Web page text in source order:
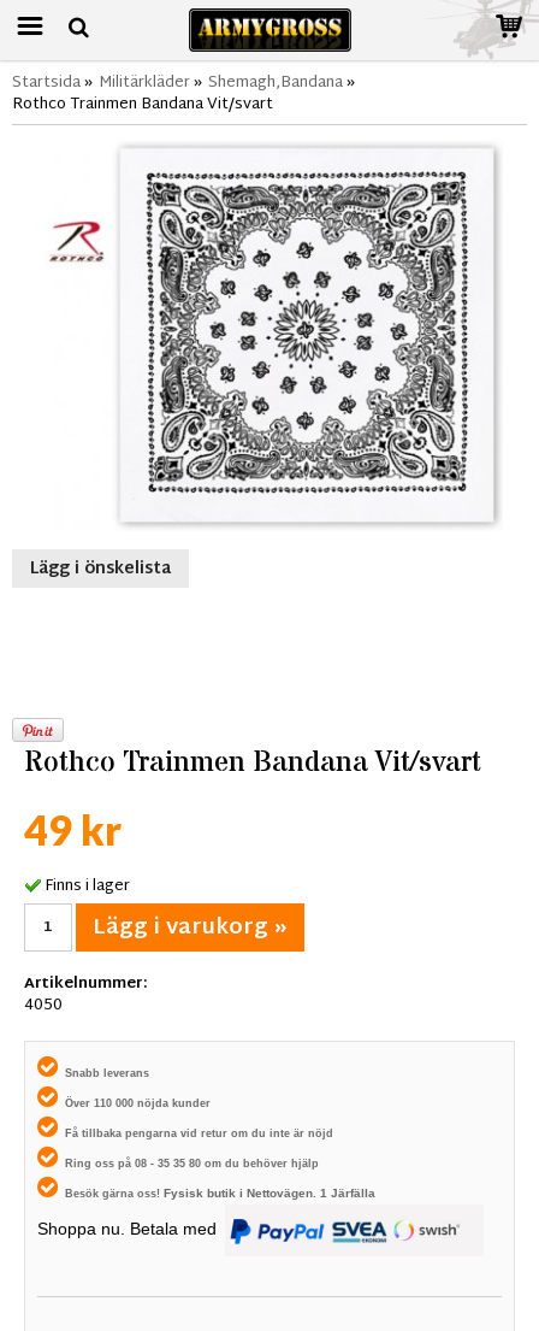
Startsida» Militärkläder» Shemagh,Bandana»
Rothco Trainmen Bandana Vit/svart
Lägg i önskelista
Rothco Trainmen Bandana Vit/svart
49 kr
Finns i lager
Lägg i varukorg »
Artikelnummer:
4050
Snabb leverans
Över 110 000 nöjda kunder
Få tillbaka pengarna vid retur om du inte är nöjd
Ring oss på 08 - 35 35 80 om du behöver hjälp
Besök gärna oss! Fysisk butik i Nettovägen. 1 Järfälla
Shoppa nu. Betala med